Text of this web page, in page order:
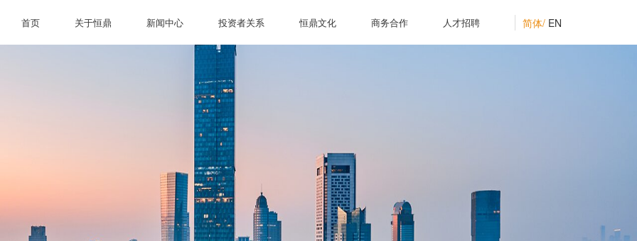
首页
首页 关于恒鼎 新闻中心 投资者关系 恒鼎文化 商务合作 人才招聘 简体/ EN